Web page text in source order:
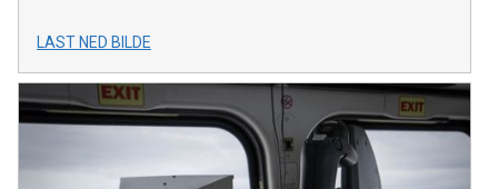
LAST NED BILDE